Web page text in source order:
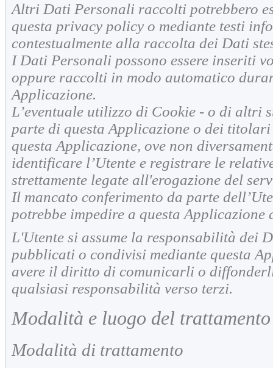
Altri Dati Personali raccolti potrebbero
questa privacy policy o mediante testi
contestualmente alla raccolta dei Dati
I Dati Personali possono essere inseriti
oppure raccolti in modo automatico
Applicazione.
L’eventuale utilizzo di Cookie - o di altri
parte di questa Applicazione o dei
questa Applicazione, ove non
identificare l’Utente e registrare le
strettamente legate all'erogazione del
Il mancato conferimento da parte
potrebbe impedire a questa
L'Utente si assume la responsabilità dei
pubblicati o condivisi mediante questa
avere il diritto di comunicarli o
qualsiasi responsabilità verso terzi.
Modalità e luogo del
Modalità di trattamento